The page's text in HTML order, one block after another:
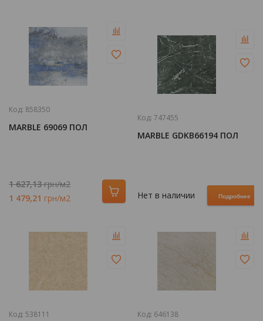
Код: 858350
MARBLE 69069 ПОЛ
1 627,13грн/м2
1 479,21 грн/м2
Код: 747455
MARBLE GDKB66194 ПОЛ
Нет в наличии Подробнее
Код: 538111 Код: 646138